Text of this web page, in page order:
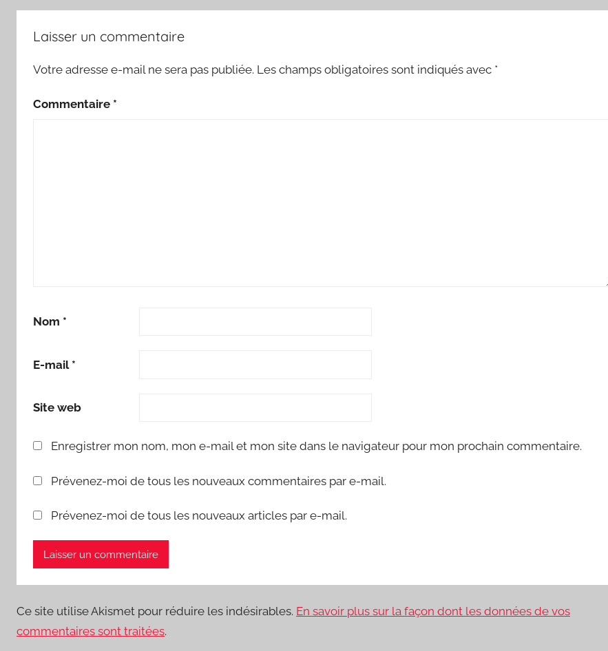
Laisser un commentaire
Votre adresse e-mail ne sera pas publiée. Les champs obligatoires sont indiqués avec *
Commentaire *
Nom *
E-mail *
Site web
Enregistrer mon nom, mon e-mail et mon site dans le navigateur pour mon prochain commentaire.
Prévenez-moi de tous les nouveaux commentaires par e-mail.
Prévenez-moi de tous les nouveaux articles par e-mail.
Ce site utilise Akismet pour réduire les indésirables. En savoir plus sur la façon dont les données de vos
commentaires sont traitées.